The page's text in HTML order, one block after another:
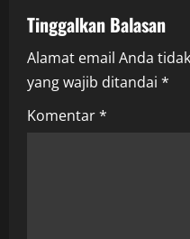
v
i
g
Tinggalkan Balasan
Alamat email Anda
yang wajib ditandai *
Komentar*